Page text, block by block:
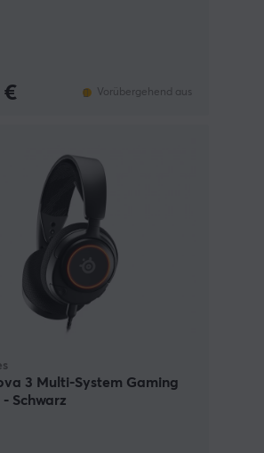
€ Vorübergehend aus
3 Multi-System Gaming
Schwarz